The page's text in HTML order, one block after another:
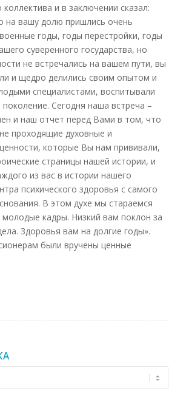
коллектива и в заключении сказал:
на вашу долю пришлись очень
годы, годы перестройки, годы
суверенного государства, но
не встречались на вашем пути, вы
и щедро делились своим опытом и
специалистами, воспитывали
Сегодня наша встреча –
и наш отчет перед Вами в том, что
проходящие духовные и
которые Вы нам прививали,
страницы нашей истории, и
из вас в истории нашего
психического здоровья с самого
В этом духе мы стараемся
кадры. Низкий вам поклон за
Здоровья вам на долгие годы».
были вручены ценные